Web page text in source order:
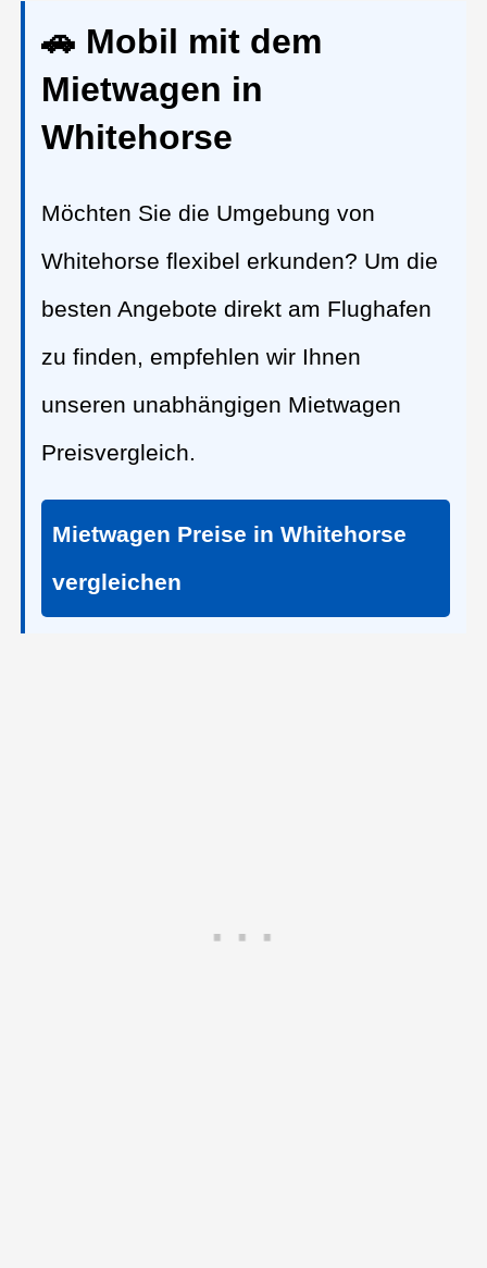
🚗 Mobil mit dem
Mietwagen in
Whitehorse
Möchten Sie die Umgebung von
Whitehorse flexibel erkunden? Um die
besten Angebote direkt am Flughafen
zu finden, empfehlen wir Ihnen
unseren unabhängigen Mietwagen
Preisvergleich.
Mietwagen Preise in Whitehorse
vergleichen